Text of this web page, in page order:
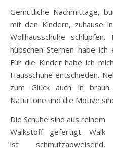
Gemütliche Nachmittage,
mit den Kindern, zuhause
Wollhausschuhe
hübschen Sternen habe
Für die Kinder habe ich
Hausschuhe entschieden.
zum Glück auch in
Naturtöne und die Motive
Die Schuhe sind aus reinem
Walkstoff gefertigt. Walk
ist schmutzabweisend,